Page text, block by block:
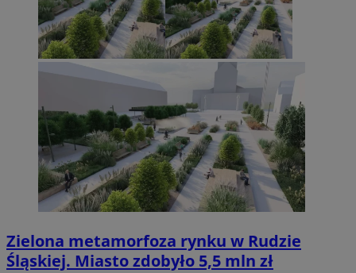
Zielona metamorfoza rynku w Rudzie
Śląskiej. Miasto zdobyło 5,5 mln zł